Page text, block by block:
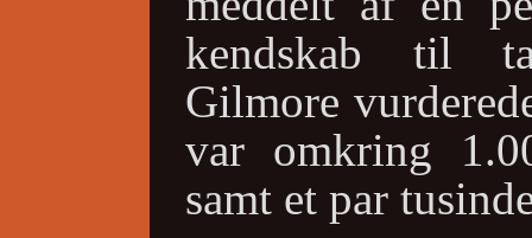
kendskab til
Gilmore
var omkring
samt et par